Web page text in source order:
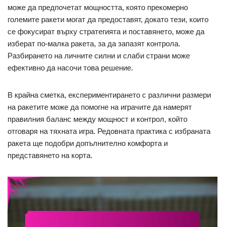
може да предпочетат мощността, която прекомерно
големите ракети могат да предоставят, докато тези, които
се фокусират върху стратегията и поставянето, може да
изберат по-малка ракета, за да запазят контрола.
Разбирането на личните силни и слаби страни може
ефективно да насочи това решение.
В крайна сметка, експериментирането с различни размери
на ракетите може да помогне на играчите да намерят
правилния баланс между мощност и контрол, който
отговаря на тяхната игра. Редовната практика с избраната
ракета ще подобри допълнително комфорта и
представянето на корта.